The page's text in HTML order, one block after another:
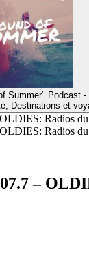
Summer" Podcast -
Destinations et
Radios
Radios
–